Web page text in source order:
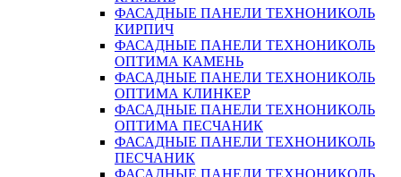
ФАСАДНЫЕ ПАНЕЛИ ТЕХНОНИКОЛЬ
КИРПИЧ
ФАСАДНЫЕ ПАНЕЛИ ТЕХНОНИКОЛЬ
ОПТИМА КАМЕНЬ
ФАСАДНЫЕ ПАНЕЛИ ТЕХНОНИКОЛЬ
ОПТИМА КЛИНКЕР
ФАСАДНЫЕ ПАНЕЛИ ТЕХНОНИКОЛЬ
ОПТИМА ПЕСЧАНИК
ФАСАДНЫЕ ПАНЕЛИ ТЕХНОНИКОЛЬ
ПЕСЧАНИК
ФАСАДНЫЕ ПАНЕЛИ ТЕХНОНИКОЛЬ